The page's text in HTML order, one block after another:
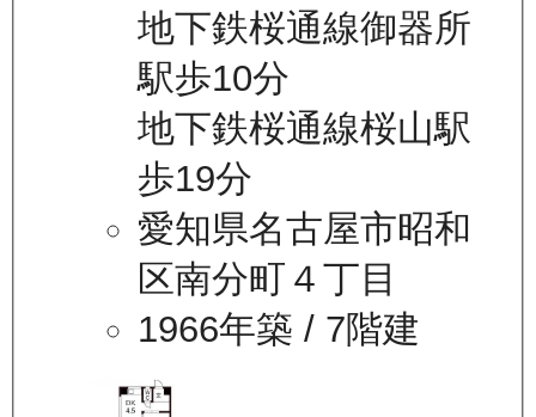
地下鉄桜通線御器所
駅歩10分
地下鉄桜通線桜山駅
歩19分
愛知県名古屋市昭和
区南分町４丁目
1966年築 / 7階建